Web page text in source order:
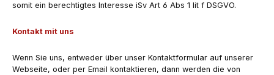
somit ein berechtigtes Interesse iSv Art 6 Abs 1 lit f DSGVO.
Kontakt mit uns
Wenn Sie uns, entweder über unser Kontaktformular auf unserer
Webseite, oder per Email kontaktieren, dann werden die von